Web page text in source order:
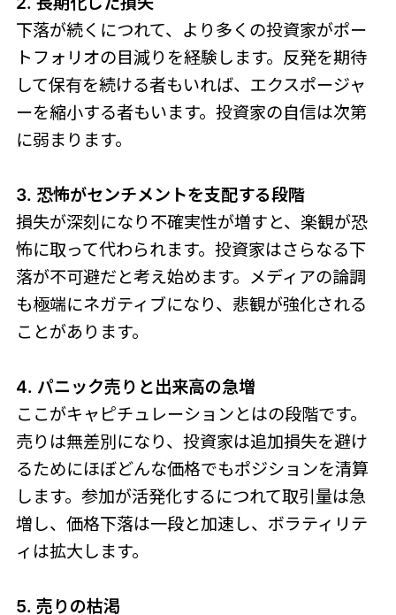
下落が続くにつれて、より多くの投資家がポー
トフォリオの目減りを経験します。反発を期待
して保有を続ける者もいれば、エクスポージャ
ーを縮小する者もいます。投資家の自信は次第
に弱まります。
3. 恐怖がセンチメントを支配する段階
損失が深刻になり不確実性が増すと、楽観が恐
怖に取って代わられます。投資家はさらなる下
落が不可避だと考え始めます。メディアの論調
も極端にネガティブになり、悲観が強化される
ことがあります。
4. パニック売りと出来高の急増
ここがキャピチュレーションとはの段階です。
売りは無差別になり、投資家は追加損失を避け
るためにほぼどんな価格でもポジションを清算
します。参加が活発化するにつれて取引量は急
増し、価格下落は一段と加速し、ボラティリテ
ィは拡大します。
5. 売りの枯渇